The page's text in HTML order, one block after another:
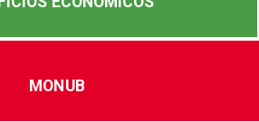
MONUB